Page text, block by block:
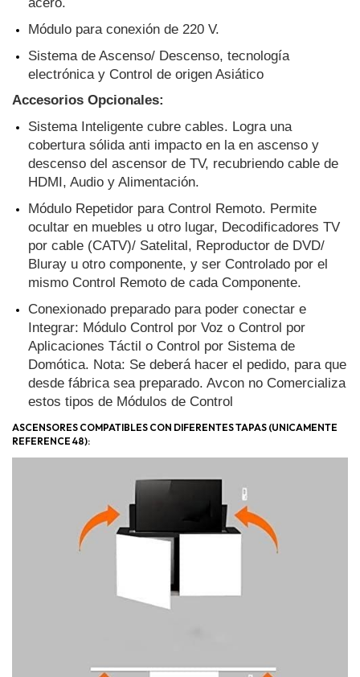
Módulo para conexión de 220 V.
Sistema de Ascenso/ Descenso, tecnología
electrónica y Control de origen Asiático
Accesorios Opcionales:
Sistema Inteligente cubre cables. Logra una
cobertura sólida anti impacto en la en ascenso y
descenso del ascensor de TV, recubriendo cable de
HDMI, Audio y Alimentación.
Módulo Repetidor para Control Remoto. Permite
ocultar en muebles u otro lugar, Decodificadores TV
por cable (CATV)/ Satelital, Reproductor de DVD/
Bluray u otro componente, y ser Controlado por el
mismo Control Remoto de cada Componente.
Conexionado preparado para poder conectar e
Integrar: Módulo Control por Voz o Control por
Aplicaciones Táctil o Control por Sistema de
Domótica. Nota: Se deberá hacer el pedido, para que
desde fábrica sea preparado. Avcon no Comercializa
estos tipos de Módulos de Control
ASCENSORES COMPATIBLES CON DIFERENTES TAPAS (UNICAMENTE
REFERENCE 48):